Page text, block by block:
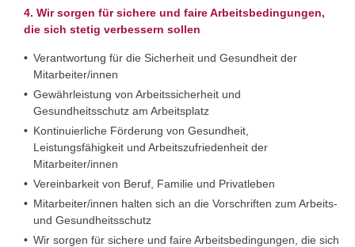
4. Wir sorgen für sichere und faire Arbeitsbedingungen,
die sich stetig verbessern sollen
Verantwortung für die Sicherheit und Gesundheit der
Mitarbeiter/innen
Gewährleistung von Arbeitssicherheit und
Gesundheitsschutz am Arbeitsplatz
Kontinuierliche Förderung von Gesundheit,
Leistungsfähigkeit und Arbeitszufriedenheit der
Mitarbeiter/innen
Vereinbarkeit von Beruf, Familie und Privatleben
Mitarbeiter/innen halten sich an die Vorschriften zum Arbeits-
und Gesundheitsschutz
Wir sorgen für sichere und faire Arbeitsbedingungen, die sich